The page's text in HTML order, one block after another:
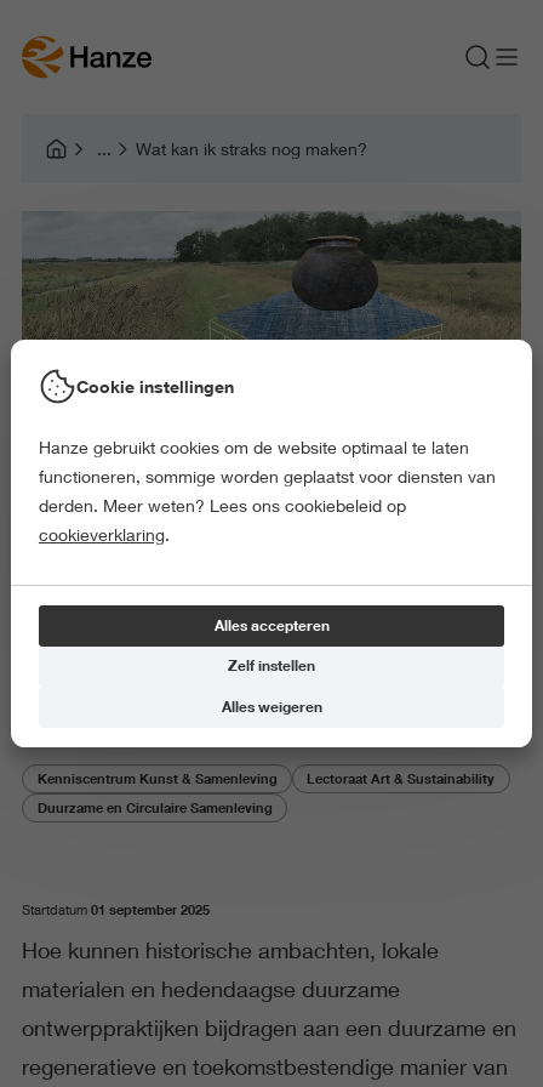
Wat kan ik straks nog maken?
Wat kan ik straks nog maken?
Onderzoeksproject
Kenniscentrum Kunst & Samenleving
Lectoraat Art & Sustainability
Duurzame en Circulaire Samenleving
Startdatum 01 september 2025
Hoe kunnen historische ambachten, lokale
materialen en hedendaagse duurzame
ontwerppraktijken bijdragen aan een duurzame en
regeneratieve en toekomstbestendige manier van
Cookie instellingen
Hanze gebruikt cookies om de website optimaal te laten
functioneren, sommige worden geplaatst voor diensten van
derden. Meer weten? Lees ons cookiebeleid op
cookieverklaring.
Alles accepteren
Zelf instellen
Alles weigeren